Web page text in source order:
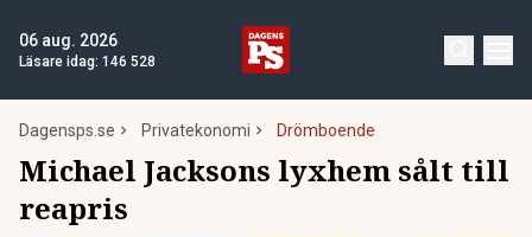
06 aug. 2026
Läsare idag: 146 528
Dagensps.se Privatekonomi Drömboende
Michael Jacksons lyxhem sålt till
reapris